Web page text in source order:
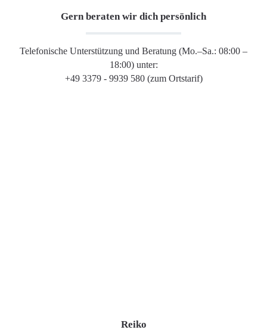
Gern beraten wir dich persönlich
Telefonische Unterstützung und Beratung (Mo.–Sa.: 08:00 –
18:00) unter:
+49 3379 - 9939 580 (zum Ortstarif)
Reiko